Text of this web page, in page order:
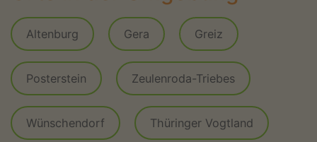
Altenburg Gera Greiz
Posterstein Zeulenroda-Triebes
Wünschendorf Thüringer Vogtland